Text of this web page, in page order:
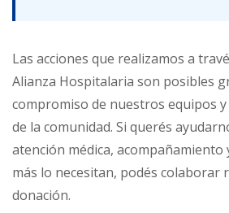
Las acciones que realizamos a
Alianza Hospitalaria son posibles
compromiso de nuestros equipos
de la comunidad. Si querés
atención médica, acompañamiento
más lo necesitan, podés colaborar
donación.